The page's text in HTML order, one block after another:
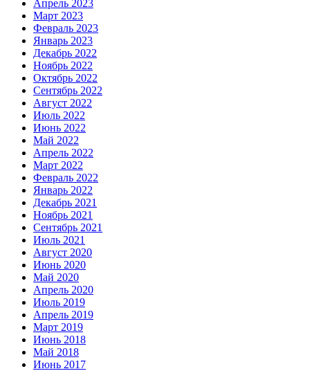
Апрель 2023
Март 2023
Февраль 2023
Январь 2023
Декабрь 2022
Ноябрь 2022
Октябрь 2022
Сентябрь 2022
Август 2022
Июль 2022
Июнь 2022
Май 2022
Апрель 2022
Март 2022
Февраль 2022
Январь 2022
Декабрь 2021
Ноябрь 2021
Сентябрь 2021
Июль 2021
Август 2020
Июнь 2020
Май 2020
Апрель 2020
Июль 2019
Апрель 2019
Март 2019
Июнь 2018
Май 2018
Июнь 2017